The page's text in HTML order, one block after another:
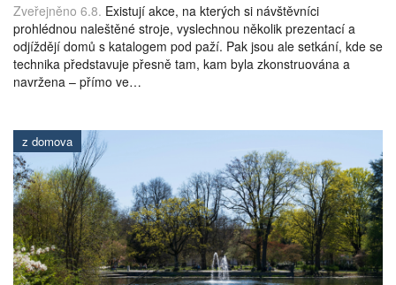
Zveřejněno 6.8. Existují akce, na kterých si návštěvníci
prohlédnou naleštěné stroje, vyslechnou několik prezentací a
odjíždějí domů s katalogem pod paží. Pak jsou ale setkání, kde se
technika představuje přesně tam, kam byla zkonstruována a
navržena – přímo ve…
z domova